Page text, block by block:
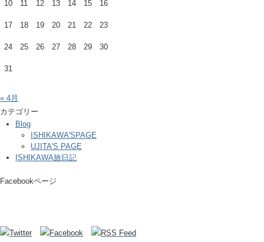
10 11 12 13 14 15 16
17 18 19 20 21 22 23
24 25 26 27 28 29 30
31
« 4月
カテゴリー
Blog
ISHIKAWA'SPAGE
UJITA'S PAGE
ISHIKAWA旅日記
Facebookページ